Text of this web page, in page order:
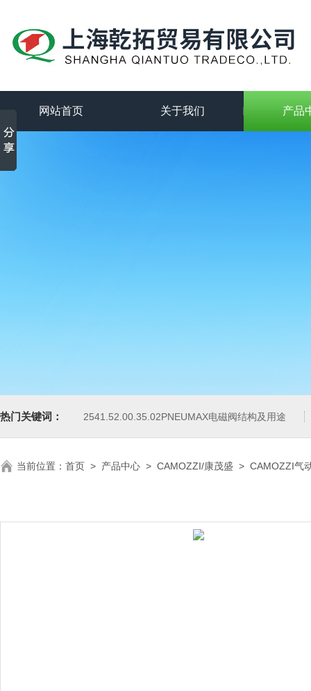
网站首页 关于我们 产品
热门关键词： 2541.52.00.35.02PNEUMAX电磁阀结构及用途
当前位置： 首页 > 产品中心 > CAMOZZI/康茂盛 > CAMOZZI气